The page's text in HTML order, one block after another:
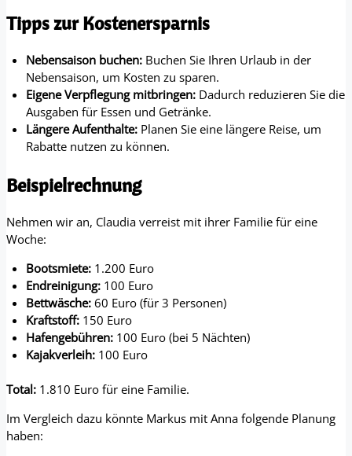
Tipps zur Kostenersparnis
Nebensaison buchen: Buchen Sie Ihren Urlaub in der
Nebensaison, um Kosten zu sparen.
Eigene Verpflegung mitbringen: Dadurch reduzieren Sie die
Ausgaben für Essen und Getränke.
Längere Aufenthalte: Planen Sie eine längere Reise, um
Rabatte nutzen zu können.
Beispielrechnung
Nehmen wir an, Claudia verreist mit ihrer Familie für eine
Woche:
Bootsmiete: 1.200 Euro
Endreinigung: 100 Euro
Bettwäsche: 60 Euro (für 3 Personen)
Kraftstoff: 150 Euro
Hafengebühren: 100 Euro (bei 5 Nächten)
Kajakverleih: 100 Euro
Total: 1.810 Euro für eine Familie.
Im Vergleich dazu könnte Markus mit Anna folgende Planung
haben: